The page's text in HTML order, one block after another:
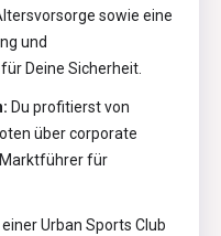
sowie eine
und
Deine Sicherheit.
Du profitierst von
über corporate
für
einer Urban Sports Club